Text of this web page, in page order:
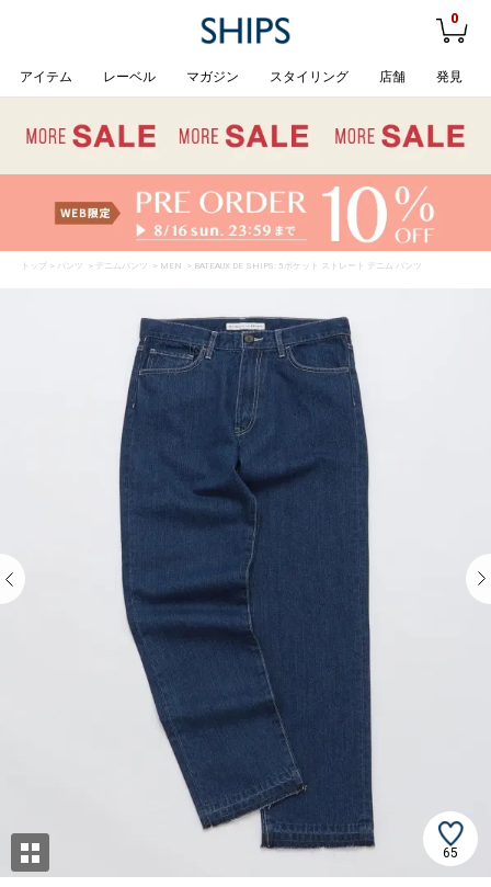
0
アイテム レーベル マガジン スタイリング 店舗 発見
トップ > パンツ > デニムパンツ > MEN > BATEAUX DE SHIPS: 5ポケット ストレート デニム パンツ
65